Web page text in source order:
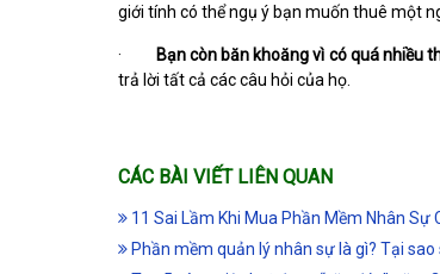
giới tính có thể ngụ ý bạn muốn thuê một
· Bạn còn băn khoăng vì cóquá nhiều
trả lời tất cả các câu hỏi của họ.
CÁC BÀI VIẾT LIÊN QUAN
11 Sai Lầm Khi Mua Phần Mềm Nhân Sự
Phần mềm quản lý nhân sự là gì? Tại